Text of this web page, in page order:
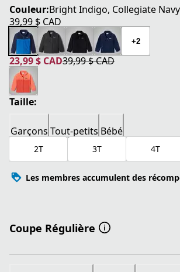
Couleur:Bright Indigo, Collegiate Navy
39,99 $ CAD
prix actuel 39,99 $ CAD
+2
23,99 $ CAD
prix actuel 23,99 $ CAD
39,99 $ CAD
prix original 39,99 $ CAD
Taille:
Garçons Tout-petits Bébé
2T 3T 4T
Les membres accumulent des
Coupe Régulière